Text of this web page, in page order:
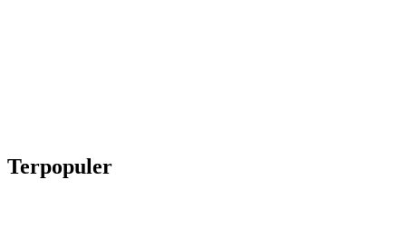
Terpopuler